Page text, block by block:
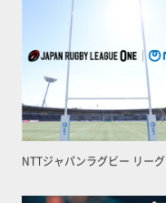
NTTジャパンラグビー リー